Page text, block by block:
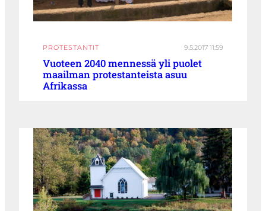
PROTESTANTIT 9.5.2017 11:59
Vuoteen 2040 mennessä yli puolet
maailman protestanteista asuu
Afrikassa